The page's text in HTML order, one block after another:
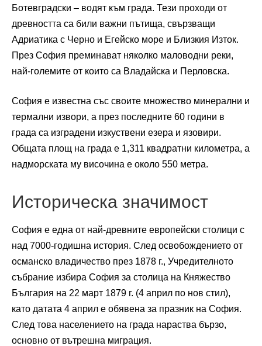
Ботевградски – водят към града. Тези проходи от
древността са били важни пътища, свързващи
Адриатика с Черно и Егейско море и Близкия Изток.
През София преминават няколко маловодни реки,
най-големите от които са Владайска и Перловска.
София е известна със своите множество минерални и
термални извори, а през последните 60 години в
града са изградени изкуствени езера и язовири.
Общата площ на града е 1,311 квадратни километра, а
надморската му височина е около 550 метра.
Историческа значимост
София е една от най-древните европейски столици с
над 7000-годишна история. След освобождението от
османско владичество през 1878 г., Учредителното
събрание избира София за столица на Княжество
България на 22 март 1879 г. (4 април по нов стил),
като датата 4 април е обявена за празник на София.
След това населението на града нараства бързо,
основно от вътрешна миграция.